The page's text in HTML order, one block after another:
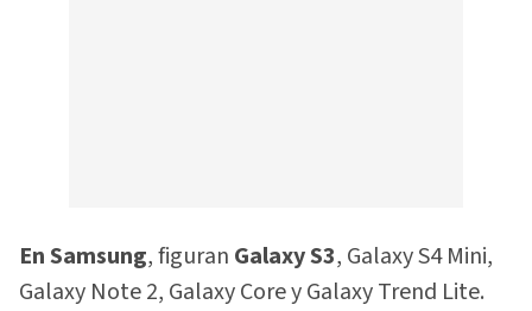
En Samsung, figuran Galaxy S3, Galaxy S4 Mini,
Galaxy Note 2, Galaxy Core y Galaxy Trend Lite.